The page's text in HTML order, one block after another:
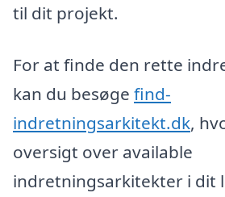
til dit projekt.
For at finde den rette
kan du besøge find-
indretningsarkitekt.dk,
oversigt over available
indretningsarkitekter i dit